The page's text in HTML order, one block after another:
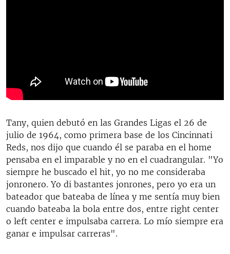
Tany, quien debutó en las Grandes Ligas el 26 de
julio de 1964, como primera base de los Cincinnati
Reds, nos dijo que cuando él se paraba en el home
pensaba en el imparable y no en el cuadrangular. "Yo
siempre he buscado el hit, yo no me consideraba
jonronero. Yo di bastantes jonrones, pero yo era un
bateador que bateaba de línea y me sentía muy bien
cuando bateaba la bola entre dos, entre right center
o left center e impulsaba carrera. Lo mío siempre era
ganar e impulsar carreras".